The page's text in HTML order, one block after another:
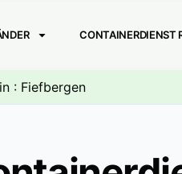
CONTAINERDIENST
: Fiefbergen